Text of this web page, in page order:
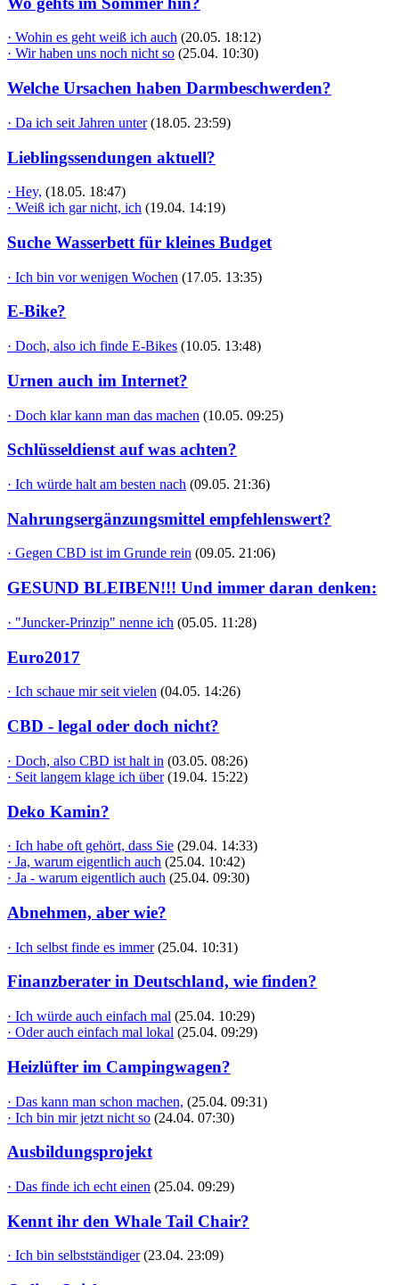
· Wohin es geht weiß ich auch (20.05. 18:12)
· Wir haben uns noch nicht so (25.04. 10:30)
Welche Ursachen haben Darmbeschwerden?
· Da ich seit Jahren unter (18.05. 23:59)
Lieblingssendungen aktuell?
· Hey, (18.05. 18:47)
· Weiß ich gar nicht, ich (19.04. 14:19)
Suche Wasserbett für kleines Budget
· Ich bin vor wenigen Wochen (17.05. 13:35)
E-Bike?
· Doch, also ich finde E-Bikes (10.05. 13:48)
Urnen auch im Internet?
· Doch klar kann man das machen (10.05. 09:25)
Schlüsseldienst auf was achten?
· Ich würde halt am besten nach (09.05. 21:36)
Nahrungsergänzungsmittel empfehlenswert?
· Gegen CBD ist im Grunde rein (09.05. 21:06)
GESUND BLEIBEN!!! Und immer daran denken:
· "Juncker-Prinzip" nenne ich (05.05. 11:28)
Euro2017
· Ich schaue mir seit vielen (04.05. 14:26)
CBD - legal oder doch nicht?
· Doch, also CBD ist halt in (03.05. 08:26)
· Seit langem klage ich über (19.04. 15:22)
Deko Kamin?
· Ich habe oft gehört, dass Sie (29.04. 14:33)
· Ja, warum eigentlich auch (25.04. 10:42)
· Ja - warum eigentlich auch (25.04. 09:30)
Abnehmen, aber wie?
· Ich selbst finde es immer (25.04. 10:31)
Finanzberater in Deutschland, wie finden?
· Ich würde auch einfach mal (25.04. 10:29)
· Oder auch einfach mal lokal (25.04. 09:29)
Heizlüfter im Campingwagen?
· Das kann man schon machen, (25.04. 09:31)
· Ich bin mir jetzt nicht so (24.04. 07:30)
Ausbildungsprojekt
· Das finde ich echt einen (25.04. 09:29)
Kennt ihr den Whale Tail Chair?
· Ich bin selbstständiger (23.04. 23:09)